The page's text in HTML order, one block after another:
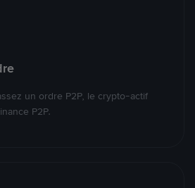
un ordre P2P, le crypto-actif
P2P.